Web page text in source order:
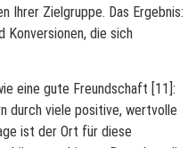
Ihrer Zielgruppe. Das Ergebnis:
Konversionen, die sich
eine gute Freundschaft [11]:
durch viele positive, wertvolle
ist der Ort für diese